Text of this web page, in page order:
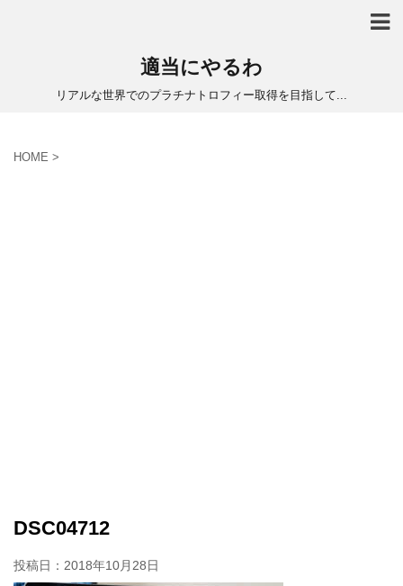
適当にやるわ
リアルな世界でのプラチナトロフィー取得を目指して...
HOME >
DSC04712
投稿日： 2018年10月28日